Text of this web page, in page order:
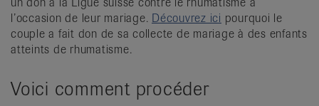
l’occasion de leur mariage. Découvrez ici pourquoi le
couple a fait don de sa collecte de mariage à des enfants
atteints de rhumatisme.
Voici comment procéder